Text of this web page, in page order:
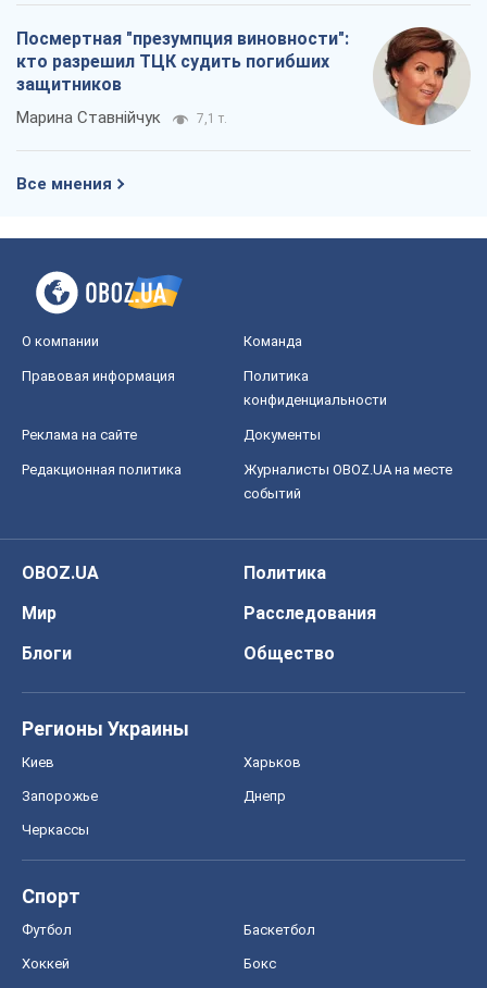
Посмертная "презумпция виновности":
кто разрешил ТЦК судить погибших
защитников
Марина Ставнійчук 7,1 т.
Все мнения
О компании Команда
Правовая информация
Политика
конфиденциальности
Реклама на сайте Документы
Редакционная политика
Журналисты OBOZ.UA на месте
событий
OBOZ.UA
Политика
Мир
Расследования
Блоги
Общество
Регионы Украины
Киев Харьков
Запорожье Днепр
Черкассы
Спорт
Футбол Баскетбол
Хоккей Бокс